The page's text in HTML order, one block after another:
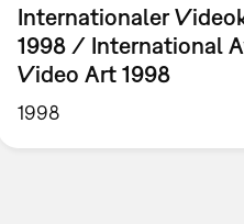
Internationaler
1998 / International
Video Art 1998
1998